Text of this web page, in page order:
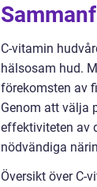
C-vitamin
hälsosam hud.
förekomsten av
Genom att välja
effektiviteten av
nödvändiga
Översikt över C-